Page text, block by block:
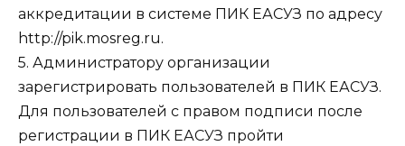
аккредитации в системе ПИК ЕАСУЗ по адресу
http://pik.mosreg.ru.
5. Администратору организации
зарегистрировать пользователей в ПИК ЕАСУЗ.
Для пользователей с правом подписи после
регистрации в ПИК ЕАСУЗ пройти